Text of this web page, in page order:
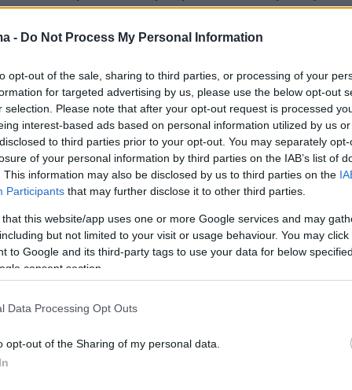
- Do Not Process My Personal Information
opt-out of the sale, sharing to third parties, or processing of your
for targeted advertising by us, please use the below opt-out
selection. Please note that after your opt-out request is processed
interest-based ads based on personal information utilized by us
to third parties prior to your opt-out. You may separately
of your personal information by third parties on the IAB’s list of
This information may also be disclosed by us to third parties on the
Participants that may further disclose it to other third parties.
that this website/app uses one or more Google services and may
but not limited to your visit or usage behaviour. You may
to Google and its third-party tags to use your data for below
consent section.
Data Processing Opt Outs
opt-out of the Sharing of my personal data.
χώρο του γηπέδου προκειμένου να
διαιτητές και στους παίκτες της
επέστρεψαν στη θύρα τους.
οι 100 οργανωμένοι φίλαθλοι βγήκαν από τη
πεζοί τη λεωφόρο Θηβών και αφού
κυκλοφορία επιτέθηκαν εναντίον
με πέτρες, φωτοβολίδες, ξύλινα κοντάρια
διήρκησαν για τριάντα λεπτά. Η αστυνομία